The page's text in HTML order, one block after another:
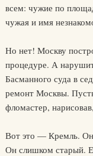
всем: чужие по
чужая и имя
Но нет! Москву
процедуре. А
Басманного суда в
ремонт Москвы.
фломастер,
Вот это — Кремль. Он
Он слишком старый.